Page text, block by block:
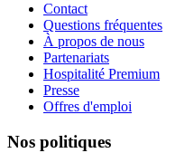
Contact
Questions fréquentes
À propos de nous
Partenariats
Hospitalité Premium
Presse
Offres d'emploi
Nos politiques